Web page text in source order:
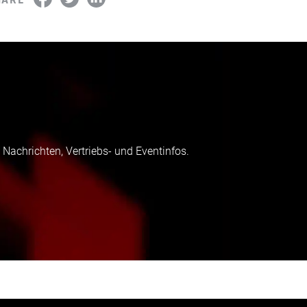
Vertriebs- und Eventinfos.